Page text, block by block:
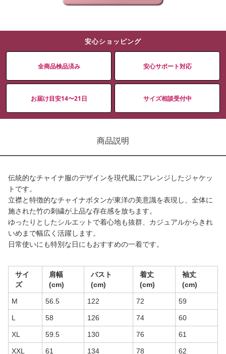
安心ショッピング
全商品検品済み 安心サポート対応
お届け目安14〜21日 サイズ相談受付中
商品説明
伝統的なチャイナ服のデザインを現代風にアレンジしたジャケッ
トです。
立襟と特徴的なチャイナボタンが東洋の美意識を表現し、全体に
施された竹の刺繍が上品な存在感を放ちます。
ゆったりとしたシルエットで着心地も抜群、カジュアルからきれ
いめまで幅広く活躍します。
日常使いにも特別な日にもおすすめの一着です。
サイ
ズ
肩幅
(cm)
バスト
(cm)
着丈
(cm)
袖丈
(cm)
M 56.5 122 72 59
L 58 126 74 60
XL 59.5 130 76 61
XXL 61 134 78 62